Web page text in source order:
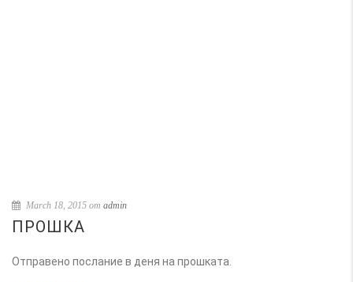
March 18, 2015 от admin
ПРОШКА
Отправено послание в деня на прошката.